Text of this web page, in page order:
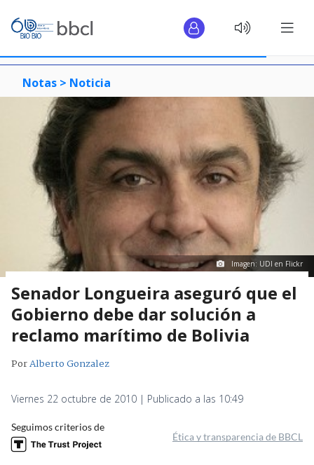
Notas > Noticia
Imagen: UDI en Flickr
Senador Longueira aseguró que el
Gobierno debe dar solución a
reclamo marítimo de Bolivia
PorAlberto Gonzalez
Viernes 22 octubre de 2010 | Publicado a las 10:49
Seguimos criterios de
Ética y transparencia de BBCL